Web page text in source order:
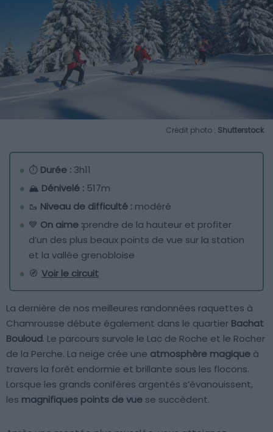
Crédit photo : Shutterstock
⏱ Durée : 3h11
🏔️ Dénivelé : 517m
🥾 Niveau de difficulté : modéré
💙 On aime :prendre de la hauteur et profiter
d’un des plus beaux points de vue sur la station
et la vallée grenobloise
🧭 Voir le circuit
La dernière de nos meilleures randonnées raquettes à
Chamrousse débute également dans le quartier Bachat
Bouloud. Le parcours survole le Lac de Roche et le Rocher
de la Perche. La neige crée une atmosphère magique à
travers la forêt endormie et brillante sous les flocons.
Lorsque les grands conifères argentés s’évanouissent,
les magnifiques points de vue se succèdent.